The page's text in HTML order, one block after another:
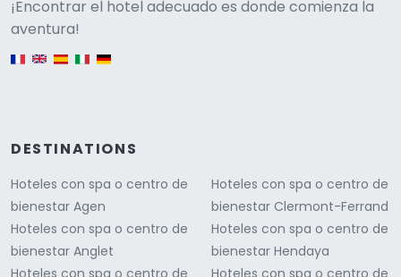
¡Encontrar el hotel adecuado es donde comienza la
aventura!
DESTINATIONS
Hoteles con spa o centro de
bienestar Agen
Hoteles con spa o centro de
bienestar Anglet
Hoteles con spa o centro de
bienestar Clermont-Ferrand
Hoteles con spa o centro de
bienestar Hendaya